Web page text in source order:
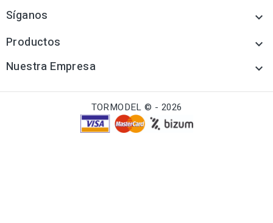
Síganos 
Productos 
Nuestra Empresa 
TORMODEL © - 2026